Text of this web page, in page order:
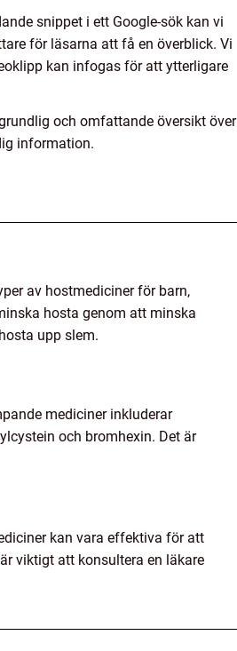
snippet i ett Google-sök kan vi
för läsarna att få en överblick. Vi
kan infogas för att ytterligare
och omfattande översikt över
information.
av hostmediciner för barn,
hosta genom att minska
upp slem.
mediciner inkluderar
och bromhexin. Det är
kan vara effektiva för att
viktigt att konsultera en läkare